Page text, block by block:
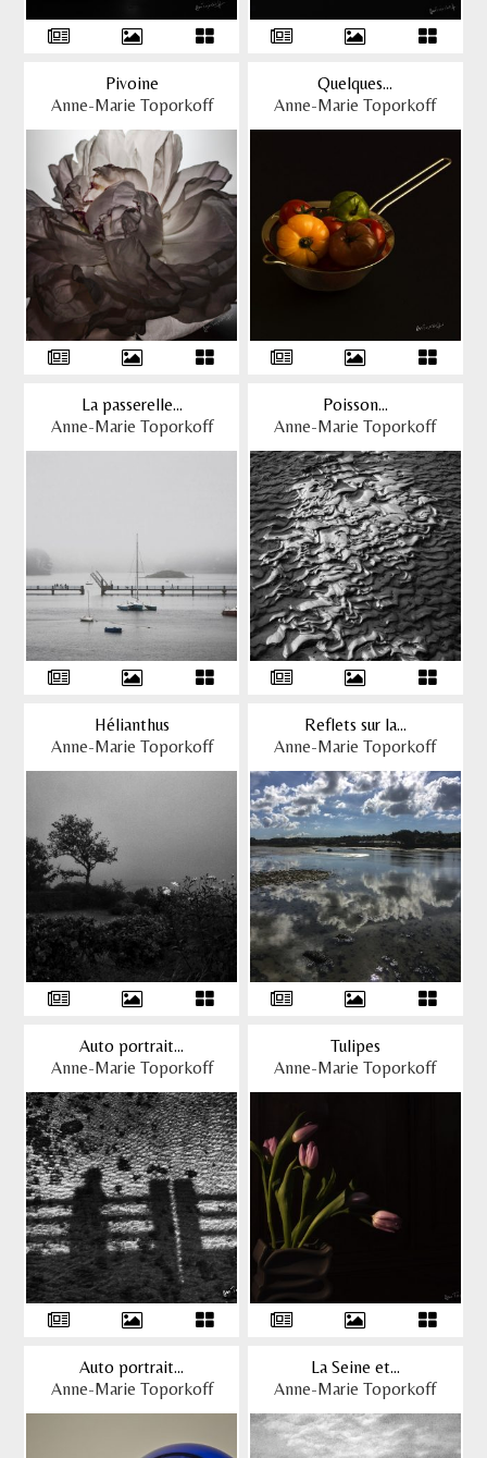
Pivoine
Anne-Marie Toporkoff
Quelques...
Anne-Marie Toporkoff
La passerelle...
Anne-Marie Toporkoff
Poisson...
Anne-Marie Toporkoff
Hélianthus
Anne-Marie Toporkoff
Reflets sur la...
Anne-Marie Toporkoff
Auto portrait...
Anne-Marie Toporkoff
Tulipes
Anne-Marie Toporkoff
Auto portrait...
Anne-Marie Toporkoff
La Seine et...
Anne-Marie Toporkoff